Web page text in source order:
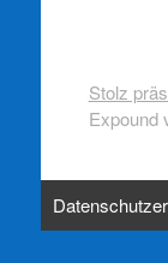
Stolz
Expound